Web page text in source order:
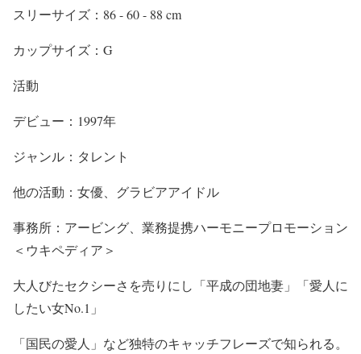
スリーサイズ：86 - 60 - 88 cm
カップサイズ：G
活動
デビュー：1997年
ジャンル：タレント
他の活動：女優、グラビアアイドル
事務所：アービング、業務提携ハーモニープロモーション
＜ウキペディア＞
大人びたセクシーさを売りにし「平成の団地妻」「愛人に
したい女No.1」
「国民の愛人」など独特のキャッチフレーズで知られる。